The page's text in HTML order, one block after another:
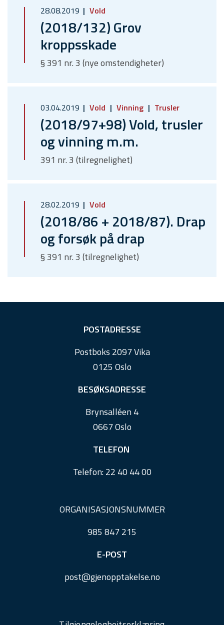
28.08.2019 Vold
(2018/132) Grov
kroppsskade
§ 391 nr. 3 (nye omstendigheter)
03.04.2019 Vold Vinning Trusler
(2018/97+98) Vold, trusler
og vinning m.m.
391 nr. 3 (tilregnelighet)
28.02.2019 Vold
(2018/86 + 2018/87). Drap
og forsøk på drap
§ 391 nr. 3 (tilregnelighet)
POSTADRESSE
Postboks 2097 Vika
0125 Oslo
BESØKSADRESSE
Brynsalléen 4
0667 Oslo
TELEFON
Telefon:22 40 44 00
ORGANISASJONSNUMMER
985 847 215
E-POST
post@gjenopptakelse.no